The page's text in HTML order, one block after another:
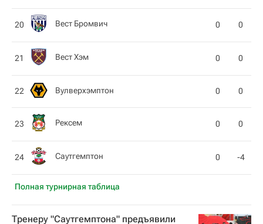
Полная турнирная таблица
20 Вест Бромвич 0 0
21 Вест Хэм 0 0
22 Вулверхэмптон 0 0
23 Рексем 0 0
24 Саутгемптон 0 -4
Тренеру "Саутгемптона" предъявили